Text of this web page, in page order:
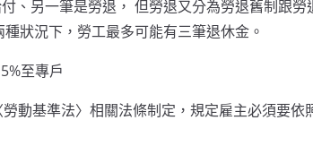
、另一筆是勞退， 但勞退又分為勞退舊制跟勞
狀況下，勞工最多可能有三筆退休金。
至專戶
動基準法〉相關法條制定，規定雇主必須要依